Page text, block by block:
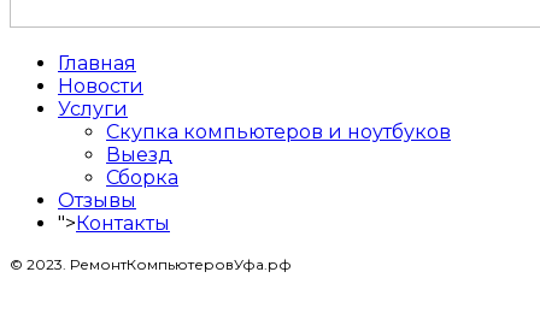
Главная
Новости
Услуги
Скупка компьютеров и ноутбуков
Выезд
Сборка
Отзывы
"> Контакты
© 2023. РемонтКомпьютеровУфа.рф